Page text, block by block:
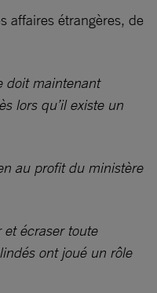
affaires étrangères, de
doit maintenant
lors qu’il existe un
au profit du ministère
écraser toute
ont joué un rôle